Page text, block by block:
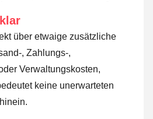
über etwaige zusätzliche
, Zahlungs-,
Verwaltungskosten,
keine unerwarteten